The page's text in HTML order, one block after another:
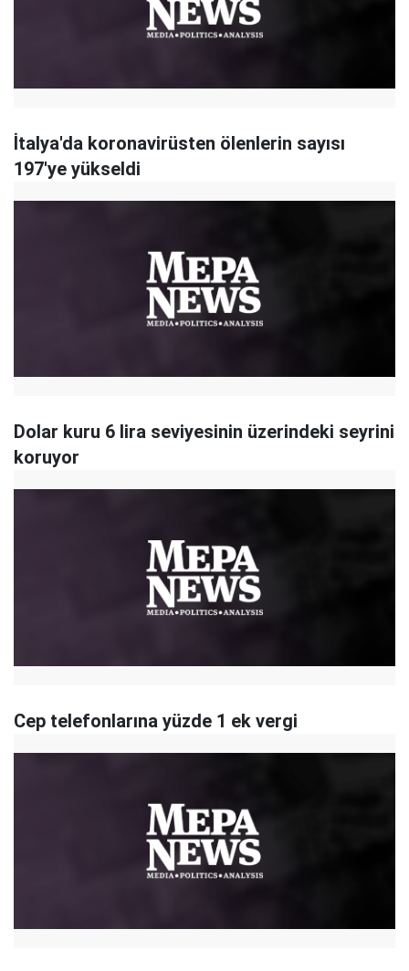
İtalya'da koronavirüsten ölenlerin sayısı
197'ye yükseldi
Dolar kuru 6 lira seviyesinin üzerindeki seyrini
koruyor
Cep telefonlarına yüzde 1 ek vergi